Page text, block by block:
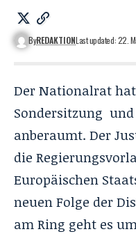
ByREDAKTIONLast updated: 22.
Der Nationalrat
Sondersitzung
anberaumt. Der
die
Europäischen
neuen Folge der
am Ring geht es